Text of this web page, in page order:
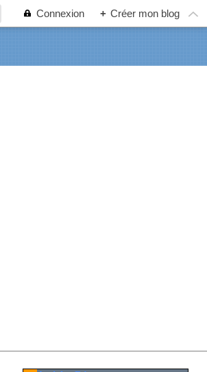
Connexion + Créer mon blog